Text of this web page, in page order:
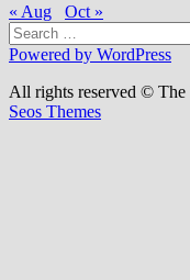
« Aug
Oct »
Search
for:
Powered by WordPress
All rights reserved © The
Seos Themes